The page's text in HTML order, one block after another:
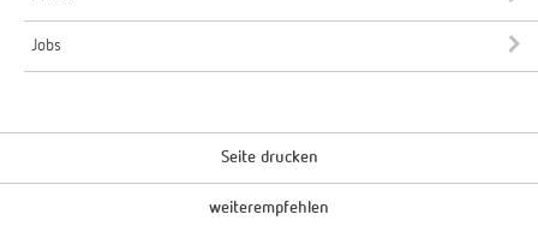
Jobs
Seite drucken
weiterempfehlen